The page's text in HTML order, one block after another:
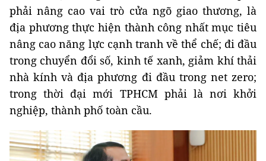
phải nâng cao vai trò cửa ngõ giao thương, là
địa phương thực hiện thành công nhất mục tiêu
nâng cao năng lực cạnh tranh về thể chế; đi đầu
trong chuyển đổi số, kinh tế xanh, giảm khí thải
nhà kính và địa phương đi đầu trong net zero;
trong thời đại mới TPHCM phải là nơi khởi
nghiệp, thành phố toàn cầu.